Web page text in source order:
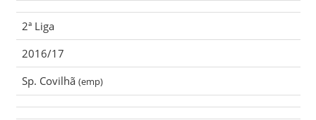
2ª Liga
2016/17
Sp. Covilhã (emp)